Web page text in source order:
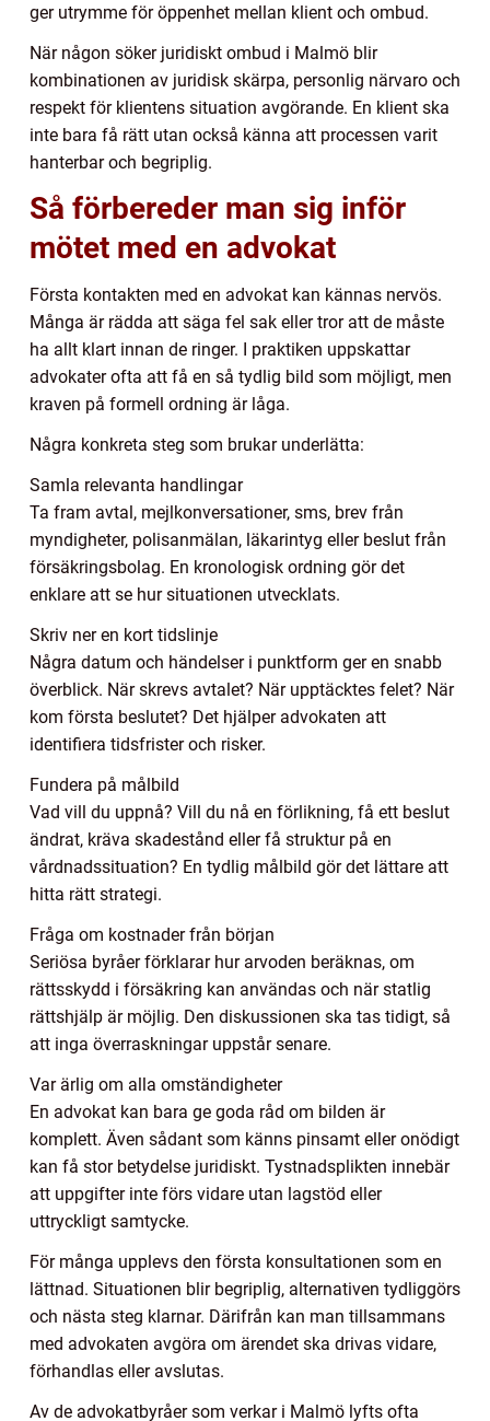
ger utrymme för öppenhet mellan klient och ombud.
När någon söker juridiskt ombud i Malmö blir
kombinationen av juridisk skärpa, personlig närvaro och
respekt för klientens situation avgörande. En klient ska
inte bara få rätt utan också känna att processen varit
hanterbar och begriplig.
Så förbereder man sig inför
mötet med en advokat
Första kontakten med en advokat kan kännas nervös.
Många är rädda att säga fel sak eller tror att de måste
ha allt klart innan de ringer. I praktiken uppskattar
advokater ofta att få en så tydlig bild som möjligt, men
kraven på formell ordning är låga.
Några konkreta steg som brukar underlätta:
Samla relevanta handlingar
Ta fram avtal, mejlkonversationer, sms, brev från
myndigheter, polisanmälan, läkarintyg eller beslut från
försäkringsbolag. En kronologisk ordning gör det
enklare att se hur situationen utvecklats.
Skriv ner en kort tidslinje
Några datum och händelser i punktform ger en snabb
överblick. När skrevs avtalet? När upptäcktes felet? När
kom första beslutet? Det hjälper advokaten att
identifiera tidsfrister och risker.
Fundera på målbild
Vad vill du uppnå? Vill du nå en förlikning, få ett beslut
ändrat, kräva skadestånd eller få struktur på en
vårdnadssituation? En tydlig målbild gör det lättare att
hitta rätt strategi.
Fråga om kostnader från början
Seriösa byråer förklarar hur arvoden beräknas, om
rättsskydd i försäkring kan användas och när statlig
rättshjälp är möjlig. Den diskussionen ska tas tidigt, så
att inga överraskningar uppstår senare.
Var ärlig om alla omständigheter
En advokat kan bara ge goda råd om bilden är
komplett. Även sådant som känns pinsamt eller onödigt
kan få stor betydelse juridiskt. Tystnadsplikten innebär
att uppgifter inte förs vidare utan lagstöd eller
uttryckligt samtycke.
För många upplevs den första konsultationen som en
lättnad. Situationen blir begriplig, alternativen tydliggörs
och nästa steg klarnar. Därifrån kan man tillsammans
med advokaten avgöra om ärendet ska drivas vidare,
förhandlas eller avslutas.
Av de advokatbyråer som verkar i Malmö lyfts ofta